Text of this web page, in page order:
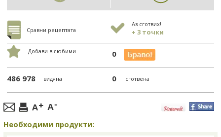
Сравни рецептата
Аз сготвих!
+ 3 точки
Добави в любими 0
486 978 видяна 0 сготвена
Необходими продукти: